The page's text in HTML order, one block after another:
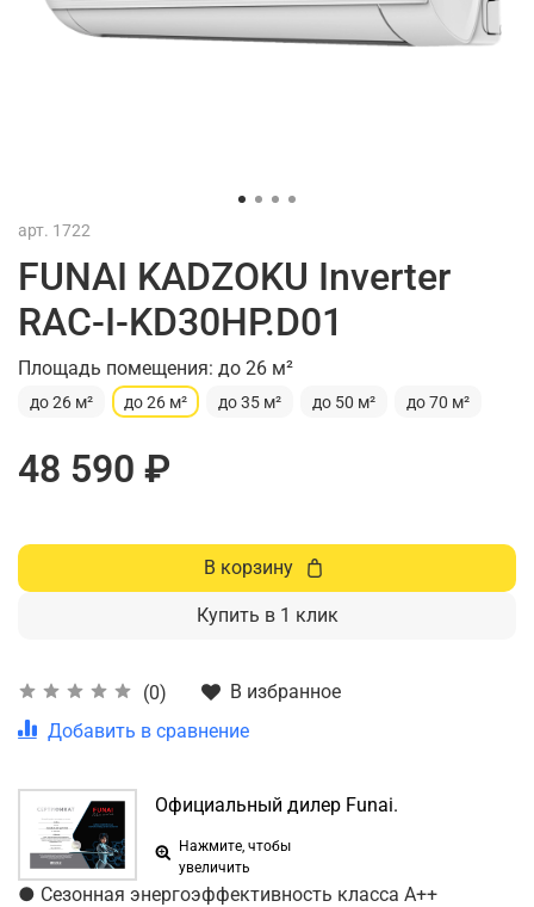
арт. 1722
FUNAI KADZOKU Inverter
RAC-I-KD30HP.D01
Площадь помещения: до 26 м²
до 26 м² до 26 м² до 35 м² до 50 м² до 70 м²
(0)
В избранное
Добавить в сравнение
48 590 ₽
В корзину
Купить в 1 клик
Официальный дилер Funai.
Нажмите, чтобы
увеличить
● Сезонная энергоэффективность класса А++